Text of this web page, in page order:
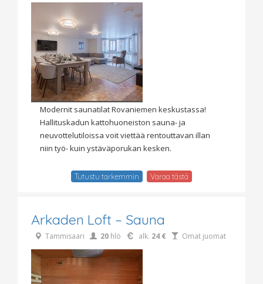
Modernit saunatilat Rovaniemen keskustassa!
Hallituskadun kattohuoneiston sauna- ja
neuvottelutiloissa voit viettää rentouttavan illan
niin työ- kuin ystäväporukan kesken.
Tutustu tarkemmin Varaa tästä
Arkaden Loft – Sauna
Tammisaari 20 hlö alk. 24 € Omat juomat